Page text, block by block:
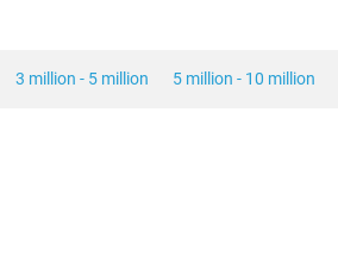
3 million - 5 million 5 million - 10 million